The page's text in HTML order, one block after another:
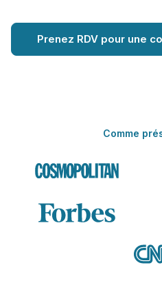
Prenez RDV pour une
Comme